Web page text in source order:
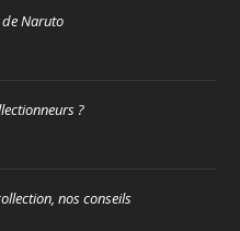
Naruto
?
nos conseils